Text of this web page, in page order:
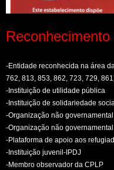
-Entidade reconhecida na área
762, 813, 853, 862, 723, 729,
-Instituição de utilidade pública
-Instituição de solidariedade
-Organização não
-Organização não
-Plataforma de apoio aos
-Instituição juvenil-IPDJ
-Membro observador da CPLP